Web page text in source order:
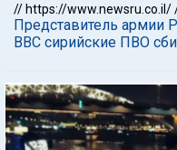
// https://www.newsru.co.il/
Представитель армии
ВВС сирийские ПВО